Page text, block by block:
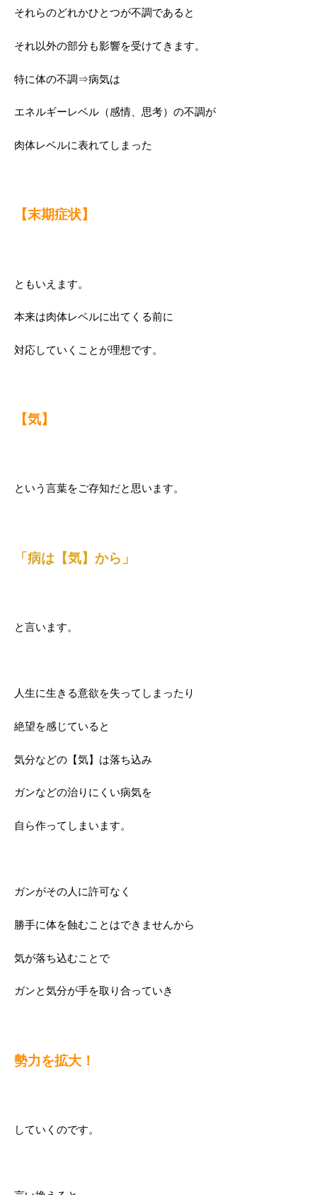
それらのどれかひとつが不調であると
それ以外の部分も影響を受けてきます。
特に体の不調⇒病気は
エネルギーレベル（感情、思考）の不調が
肉体レベルに表れてしまった
【末期症状】
ともいえます。
本来は肉体レベルに出てくる前に
対応していくことが理想です。
【気】
という言葉をご存知だと思います。
「病は【気】から」
と言います。
人生に生きる意欲を失ってしまったり
絶望を感じていると
気分などの【気】は落ち込み
ガンなどの治りにくい病気を
自ら作ってしまいます。
ガンがその人に許可なく
勝手に体を蝕むことはできませんから
気が落ち込むことで
ガンと気分が手を取り合っていき
勢力を拡大！
していくのです。